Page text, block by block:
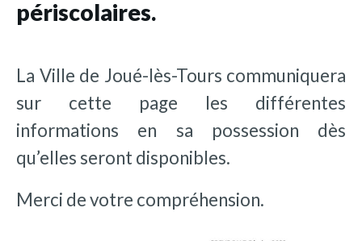
périscolaires.
La Ville de Joué-lès-Tours communiquera
sur cette page les différentes
informations en sa possession dès
qu’elles seront disponibles.
Merci de votre compréhension.